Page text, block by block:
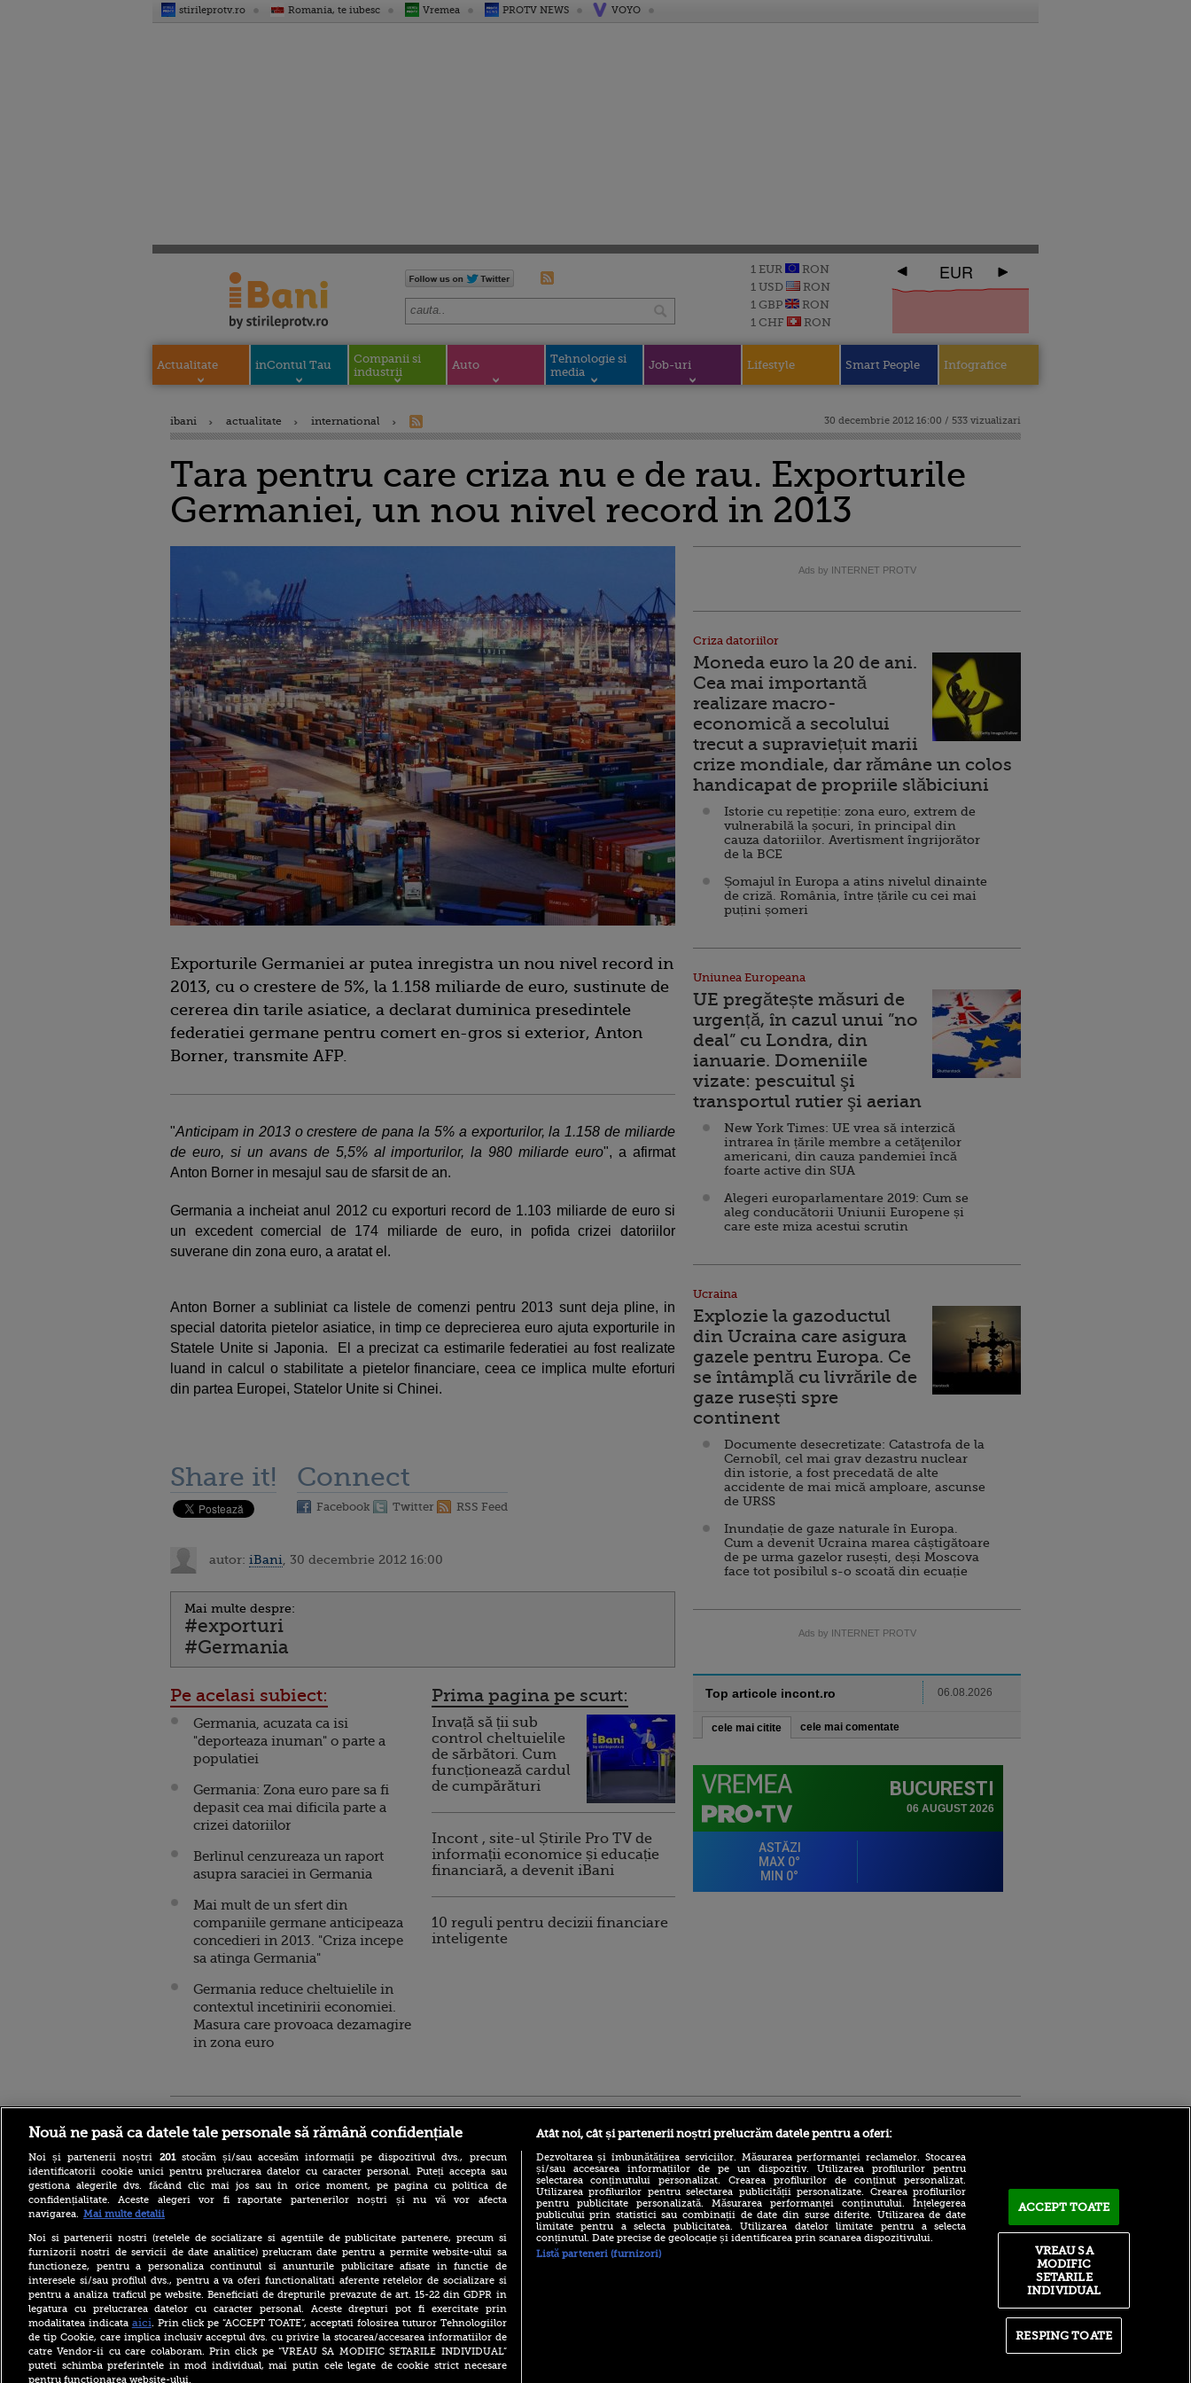
stirileprotv.ro Romania, te iubesc Vremea PROTV NEWS VOYO
1 EUR
RON
1 USD
RON
1 GBP
RON
1 CHF
RON
EUR
Actualitate inContul Tau
Companii si
industrii
Auto
Tehnologie si
media
Job-uri Lifestyle Smart People Infografice
ibani actualitate international 30 decembrie 2012 16:00 / 533 vizualizari
Tara pentru care criza nu e de rau. Exporturile
Germaniei, un nou nivel record in 2013
Exporturile Germaniei ar putea inregistra un nou nivel record in
2013, cu o crestere de 5%, la 1.158 miliarde de euro, sustinute de
cererea din tarile asiatice, a declarat duminica presedintele
federatiei germane pentru comert en-gros si exterior, Anton
Borner, transmite AFP.
"Anticipam in 2013 o crestere de pana la 5% a exporturilor, la 1.158 de miliarde
de euro, si un avans de 5,5% al importurilor, la 980 miliarde euro", a afirmat
Anton Borner in mesajul sau de sfarsit de an.
Germania a incheiat anul 2012 cu exporturi record de 1.103 miliarde de euro si
un excedent comercial de 174 miliarde de euro, in pofida crizei datoriilor
suverane din zona euro, a aratat el.
Anton Borner a subliniat ca listele de comenzi pentru 2013 sunt deja pline, in
special datorita pietelor asiatice, in timp ce deprecierea euro ajuta exporturile in
Statele Unite si Japonia. El a precizat ca estimarile federatiei au fost realizate
luand in calcul o stabilitate a pietelor financiare, ceea ce implica multe eforturi
din partea Europei, Statelor Unite si Chinei.
Share it! Connect
Facebook Twitter RSS Feed
autor: iBani , 30 decembrie 2012 16:00
Mai multe despre:
#exporturi
#Germania
Pe acelasi subiect:
Germania, acuzata ca isi
"deporteaza inuman" o parte a
populatiei
Germania: Zona euro pare sa fi
depasit cea mai dificila parte a
crizei datoriilor
Berlinul cenzureaza un raport
asupra saraciei in Germania
Mai mult de un sfert din
companiile germane anticipeaza
concedieri in 2013. "Criza incepe
sa atinga Germania"
Germania reduce cheltuielile in
contextul incetinirii economiei.
Masura care provoaca dezamagire
in zona euro
Prima pagina pe scurt:
Invață să ții sub
control cheltuielile
de sărbători. Cum
funcționează cardul
de cumpărături
Incont , site-ul Știrile Pro TV de
informații economice și educație
financiară, a devenit iBani
10 reguli pentru decizii financiare
inteligente
Ads by INTERNET PROTV
Criza datoriilor
Moneda euro la 20 de ani.
Cea mai importantă
realizare macro-
economică a secolului
trecut a supraviețuit marii
crize mondiale, dar rămâne un colos
handicapat de propriile slăbiciuni
Istorie cu repetiție: zona euro, extrem de
vulnerabilă la șocuri, în principal din
cauza datoriilor. Avertisment îngrijorător
de la BCE
Șomajul în Europa a atins nivelul dinainte
de criză. România, între țările cu cei mai
puțini șomeri
Uniunea Europeana
UE pregătește măsuri de
urgență, în cazul unui ”no
deal” cu Londra, din
ianuarie. Domeniile
vizate: pescuitul şi
transportul rutier şi aerian
New York Times: UE vrea să interzică
intrarea în țările membre a cetăţenilor
americani, din cauza pandemiei încă
foarte active din SUA
Alegeri europarlamentare 2019: Cum se
aleg conducătorii Uniunii Europene și
care este miza acestui scrutin
Ucraina
Explozie la gazoductul
din Ucraina care asigura
gazele pentru Europa. Ce
se întâmplă cu livrările de
gaze rusești spre
continent
Documente desecretizate: Catastrofa de la
Cernobîl, cel mai grav dezastru nuclear
din istorie, a fost precedată de alte
accidente de mai mică amploare, ascunse
de URSS
Inundație de gaze naturale în Europa.
Cum a devenit Ucraina marea câștigătoare
de pe urma gazelor rusești, deși Moscova
face tot posibilul s-o scoată din ecuație
Ads by INTERNET PROTV
Top articole incont.ro 06.08.2026
cele mai citite cele mai comentate
Marin Barbu despre celebrul
trebuie să le îndeplinească
U. Craiova contra lui KuPS!
Nouă ne pasă ca datele tale personale să rămână confidențiale
Noi și partenerii noștri 201stocăm și/sau accesăm informații pe dispozitivul dvs., precum
identificatorii cookie unici pentru prelucrarea datelor cu caracter personal. Puteți accepta sau
gestiona alegerile dvs. făcând clic mai jos sau în orice moment, pe pagina cu politica de
confidențialitate. Aceste alegeri vor fi raportate partenerilor noștri și nu vă vor afecta
navigarea. Mai multe detalii
Noi si partenerii nostri (retelele de socializare si agentiile de publicitate partenere, precum si
furnizorii nostri de servicii de date analitice) prelucram date pentru a permite website-ului sa
functioneze, pentru a personaliza continutul si anunturile publicitare afisate in functie de
interesele si/sau profilul dvs., pentru a va oferi functionalitati aferente retelelor de socializare si
pentru a analiza traficul pe website. Beneficiati de drepturile prevazute de art. 15-22 din GDPR in
legatura cu prelucrarea datelor cu caracter personal. Aceste drepturi pot fi exercitate prin
modalitatea indicata aici. Prin click pe “ACCEPT TOATE”, acceptati folosirea tuturor Tehnologiilor
de tip Cookie, care implica inclusiv acceptul dvs. cu privire la stocarea/accesarea informatiilor de
catre Vendor-ii cu care colaboram. Prin click pe “VREAU SA MODIFIC SETARILE INDIVIDUAL”
puteti schimba preferintele in mod individual, mai putin cele legate de cookie strict necesare
pentru functionarea website-ului.
Atât noi, cât și partenerii noștri prelucrăm datele pentru a oferi:
Dezvoltarea și îmbunătățirea serviciilor. Măsurarea performanței reclamelor. Stocarea
și/sau accesarea informațiilor de pe un dispozitiv. Utilizarea profilurilor pentru
selectarea conținutului personalizat. Crearea profilurilor de conținut personalizat.
Utilizarea profilurilor pentru selectarea publicității personalizate. Crearea profilurilor
pentru publicitate personalizată. Măsurarea performanței conținutului. Înțelegerea
publicului prin statistici sau combinații de date din surse diferite. Utilizarea de date
limitate pentru a selecta publicitatea. Utilizarea datelor limitate pentru a selecta
conținutul. Date precise de geolocație și identificarea prin scanarea dispozitivului.
Listă parteneri (furnizori)
ACCEPT TOATE
RESPING TOATE
VREAU SA
MODIFIC
SETARILE
INDIVIDUAL